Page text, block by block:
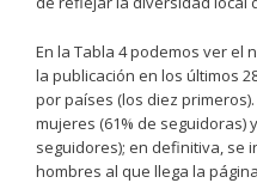
En la Tabla 4 podemos ver el
la publicación en los últimos
por países (los diez
mujeres (61% de seguidoras)
seguidores); en definitiva, se
hombres al que llega la